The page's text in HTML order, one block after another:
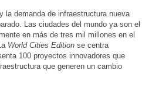
la demanda de infraestructura nueva
Las ciudades del mundo ya son el
en más de tres mil millones en el
World Cities Edition se centra
100 proyectos innovadores que
que generen un cambio